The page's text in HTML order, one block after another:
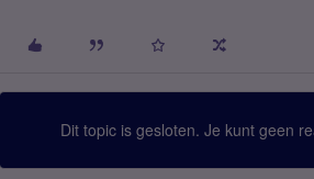
Dit topic is gesloten. Je kunt geen